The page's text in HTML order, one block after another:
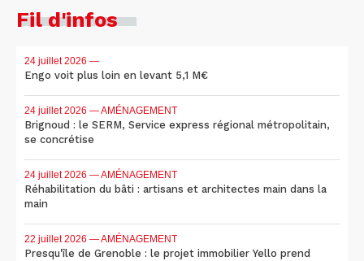
Fil d'infos
24 juillet 2026 —
Engo voit plus loin en levant 5,1 M€
24 juillet 2026 — AMÉNAGEMENT
Brignoud : le SERM, Service express régional métropolitain,
se concrétise
24 juillet 2026 — AMÉNAGEMENT
Réhabilitation du bâti : artisans et architectes main dans la
main
22 juillet 2026 — AMÉNAGEMENT
Presqu'île de Grenoble : le projet immobilier Yello prend